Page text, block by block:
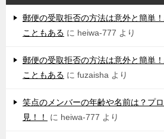
郵便の受取拒否の方法は意外と簡単
こともある に heiwa-777 より
郵便の受取拒否の方法は意外と簡単
こともある に fuzaisha より
笑点のメンバーの年齢や名前は？プ
見！！
に heiwa-777 より